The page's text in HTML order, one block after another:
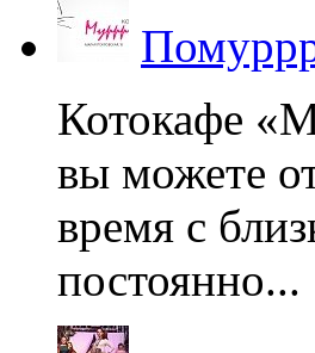
Котокафе
вы можете
время с
постоянно...